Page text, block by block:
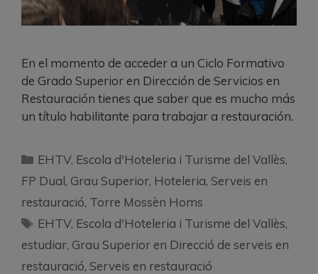
En el momento de acceder a un Ciclo Formativo
de Grado Superior en Dirección de Servicios en
Restauración tienes que saber que es mucho más
un título habilitante para trabajar a restauración.
EHTV, Escola d'Hoteleria i Turisme del Vallès,
FP Dual, Grau Superior, Hoteleria, Serveis en
restauració, Torre Mossèn Homs
EHTV, Escola d'Hoteleria i Turisme del Vallès,
estudiar, Grau Superior en Direcció de serveis en
restauració, Serveis en restauració